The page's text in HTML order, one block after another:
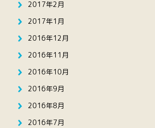
2017年2月
2017年1月
2016年12月
2016年11月
2016年10月
2016年9月
2016年8月
2016年7月